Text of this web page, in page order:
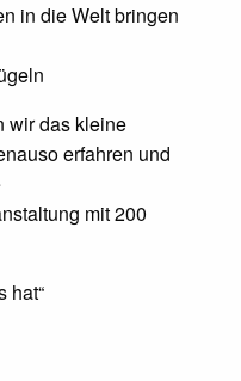
in die Welt bringen
wir das kleine
erfahren und
mit 200
hat“